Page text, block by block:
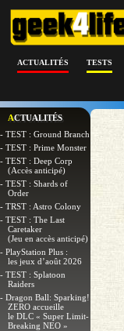
ACTUALITÉS TESTS
ACTUALITÉS
- TEST : Ground Branch
- TEST : Prime Monster
- TEST : Deep Corp
(Accès anticipé)
- TEST : Shards of
Order
- TRST : Astro Colony
- TEST : The Last
Caretaker
(Jeu en accès anticipé)
- PlayStation Plus :
les jeux d’août 2026
- TEST : Splatoon
Raiders
- Dragon Ball: Sparking!
ZERO accueille
le DLC « Super Limit-
Breaking NEO »